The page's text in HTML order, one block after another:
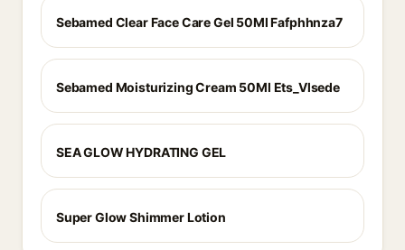
Sebamed Clear Face Care Gel 50Ml Fafphhnza7
Sebamed Moisturizing Cream 50Ml Ets_Vlsede
SEA GLOW HYDRATING GEL
Super Glow Shimmer Lotion